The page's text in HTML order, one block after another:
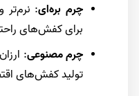
چرم بره‌ای: نرم‌تر
برای کفش‌های
چرم مصنوعی:
تولید کفش‌های